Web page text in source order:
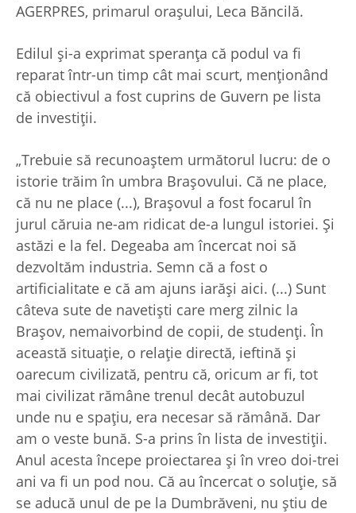
AGERPRES, primarul oraşului, Leca Băncilă.
Edilul şi-a exprimat speranţa că podul va fi
reparat într-un timp cât mai scurt, menţionând
că obiectivul a fost cuprins de Guvern pe lista
de investiţii.
„Trebuie să recunoaştem următorul lucru: de o
istorie trăim în umbra Braşovului. Că ne place,
că nu ne place (...), Braşovul a fost focarul în
jurul căruia ne-am ridicat de-a lungul istoriei. Şi
astăzi e la fel. Degeaba am încercat noi să
dezvoltăm industria. Semn că a fost o
artificialitate e că am ajuns iarăşi aici. (...) Sunt
câteva sute de navetişti care merg zilnic la
Braşov, nemaivorbind de copii, de studenţi. În
această situaţie, o relaţie directă, ieftină şi
oarecum civilizată, pentru că, oricum ar fi, tot
mai civilizat rămâne trenul decât autobuzul
unde nu e spaţiu, era necesar să rămână. Dar
am o veste bună. S-a prins în lista de investiţii.
Anul acesta începe proiectarea şi în vreo doi-trei
ani va fi un pod nou. Că au încercat o soluţie, să
se aducă unul de pe la Dumbrăveni, nu ştiu de